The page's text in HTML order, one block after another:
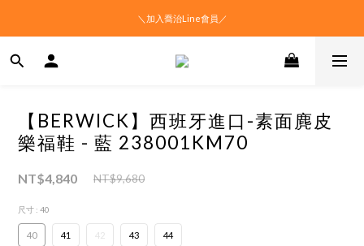
＼加入喬治Line會員／
【BERWICK】西班牙進口-素面麂皮
樂福鞋 - 藍 238001KM70
NT$4,840 NT$9,680
尺寸 : 40
40 41 42 43 44